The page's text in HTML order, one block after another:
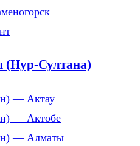
(Нур-Султана)
— Актау
— Актобе
— Алматы